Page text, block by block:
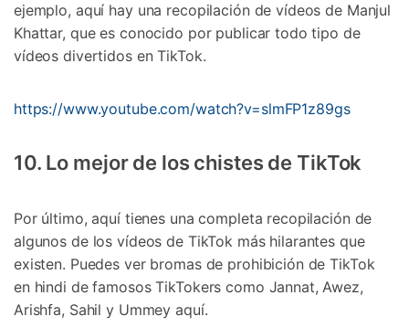
ejemplo, aquí hay una recopilación de vídeos de Manjul
Khattar, que es conocido por publicar todo tipo de
vídeos divertidos en TikTok.
https://www.youtube.com/watch?v=slmFP1z89gs
10. Lo mejor de los chistes de TikTok
Por último, aquí tienes una completa recopilación de
algunos de los vídeos de TikTok más hilarantes que
existen. Puedes ver bromas de prohibición de TikTok
en hindi de famosos TikTokers como Jannat, Awez,
Arishfa, Sahil y Ummey aquí.